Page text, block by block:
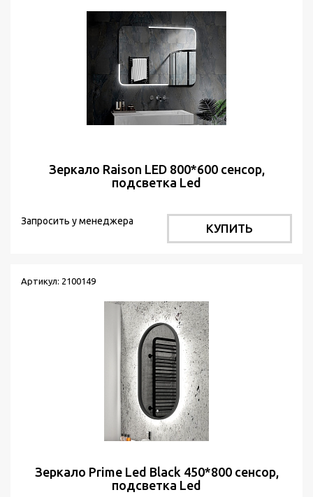
Зеркало Raison LED 800*600 сенсор,
подсветка Led
Запросить у менеджера
КУПИТЬ
Артикул: 2100149
Зеркало Prime Led Black 450*800 сенсор,
подсветка Led